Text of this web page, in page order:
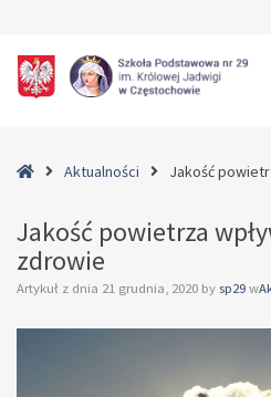
powietrza
wpływa
zdrowieHomeAktualności Jakość
Jakość powietrza
zdrowie
Artykuł z dnia 21 grudnia, 2020 by sp29 w